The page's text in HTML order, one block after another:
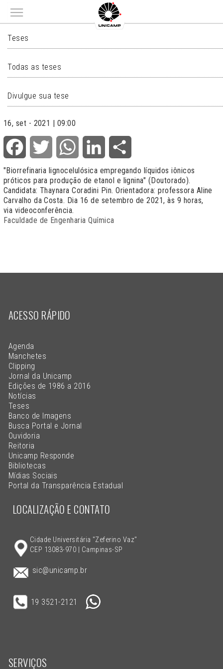
Main menu
TESES
Teses
Todas as teses
Divulgue sua tese
16, set - 2021 | 09:00
Facebook Twitter WhatsApp LinkedIn
"Biorrefinaria lignocelulósica empregando líquidos iônicos
próticos para produção de etanol e lignina" (Doutorado).
Candidata: Thaynara Coradini Pin. Orientadora: professora Aline
Carvalho da Costa. Dia 16 de setembro de 2021, às 9 horas,
via videoconferência.
Faculdade de Engenharia Química
ACESSO RÁPIDO
Agenda
Manchetes
Clipping
Jornal da Unicamp
Edições de 1986 a 2016
Notícias
Teses
Banco de Imagens
Busca Portal e Jornal
Ouvidoria
Reitoria
Unicamp Responde
Bibliotecas
Mídias Sociais
Portal da Transparência Estadual
LOCALIZAÇÃO E CONTATO
Cidade Universitária "Zeferino Vaz"
CEP 13083-970 | Campinas-SP
sic@unicamp.br
19 3521-2121
SERVIÇOS